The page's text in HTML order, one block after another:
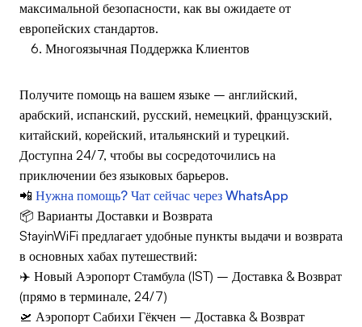
максимальной безопасности, как вы ожидаете от
европейских стандартов.
Многоязычная Поддержка Клиентов
Получите помощь на вашем языке – английский,
арабский, испанский, русский, немецкий, французский,
китайский, корейский, итальянский и турецкий.
Доступна 24/7, чтобы вы сосредоточились на
приключении без языковых барьеров.
📲 Нужна помощь? Чат сейчас через WhatsApp
📦 Варианты Доставки и Возврата
StayinWiFi предлагает удобные пункты выдачи и возврата
в основных хабах путешествий:
✈️ Новый Аэропорт Стамбула (IST) – Доставка & Возврат
(прямо в терминале, 24/7)
🛫 Аэропорт Сабихи Гёкчен – Доставка & Возврат